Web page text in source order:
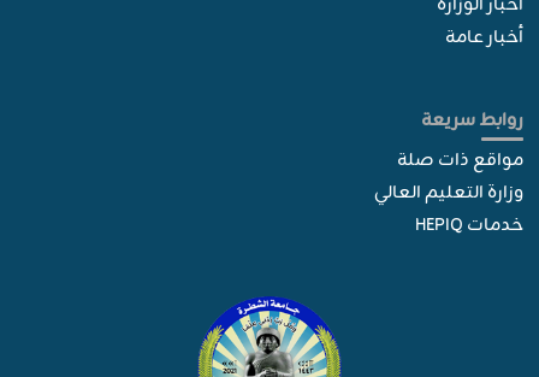
أخبار عامة
روابط سريعة
مواقع ذات صلة
وزارة التعليم العالي
خدمات HEPIQ